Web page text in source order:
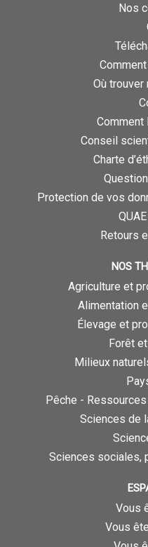
Nos
Où trouver
Comment
Conseil
Charte
Protection de vos
Retours
NOS
Agriculture et
Alimentation
Élevage et
Forêt
Milieux
Pêche -
Sciences de
Sciences sociales,
Vous
Vous